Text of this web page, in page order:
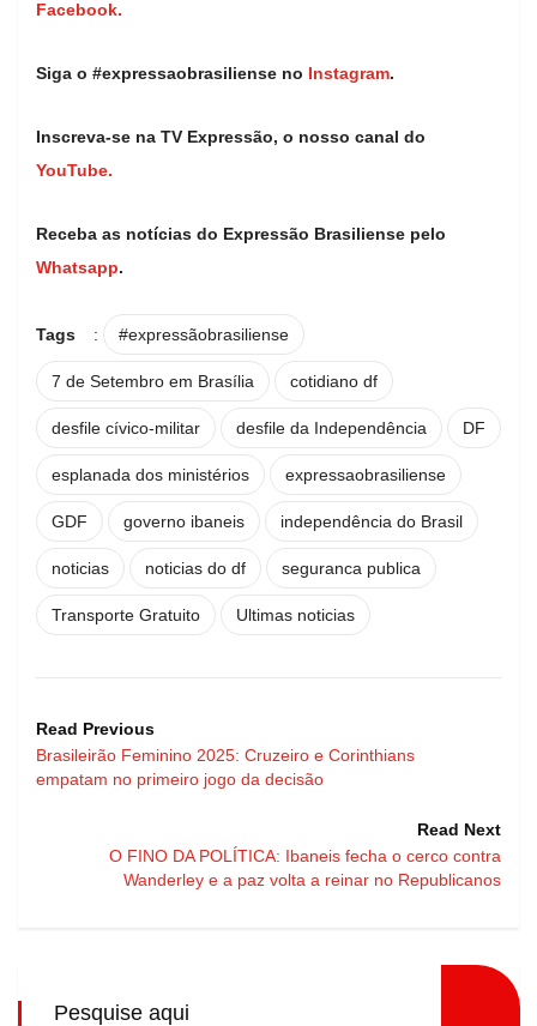
Facebook.
Siga o #expressaobrasiliense no Instagram.
Inscreva-se na TV Expressão, o nosso canal do
YouTube.
Receba as notícias do Expressão Brasiliense pelo
Whatsapp.
Tags : #expressãobrasiliense
7 de Setembro em Brasília cotidiano df
desfile cívico-militar desfile da Independência DF
esplanada dos ministérios expressaobrasiliense
GDF governo ibaneis independência do Brasil
noticias noticias do df seguranca publica
Transporte Gratuito Ultimas noticias
Read Previous
Brasileirão Feminino 2025: Cruzeiro e Corinthians
empatam no primeiro jogo da decisão
Read Next
O FINO DA POLÍTICA: Ibaneis fecha o cerco contra
Wanderley e a paz volta a reinar no Republicanos
Pesquise aqui